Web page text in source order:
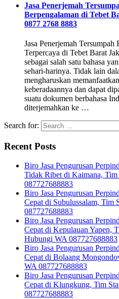
Jasa Penerjemah
Berpengalaman di Tebet
0877 2768 8883
Jasa Penerjemah
Terpercaya di Tebet Barat
sebagai salah satu bahasa
sehari-harinya. Tidak lain
mengharuskan
keberadaannya dan dapat
suatu dokumen berbahasa
diterjemahkan ke …
Search for:
Recent Posts
Biro Jasa Pengurusan
Tidak Ribet di Kaimana,
087727688883
Biro Jasa Pengurusan
Cepat di Subulussalam, Tim
087727688883
Biro Jasa Pengurusan
Cepat di Kepulauan Yapen,
Hubungi WA 087727688883
Biro Jasa Pengurusan
Cepat di Bolaang
WA 087727688883
Biro Jasa Pengurusan
Cepat di Klungkung, Tim
087727688883